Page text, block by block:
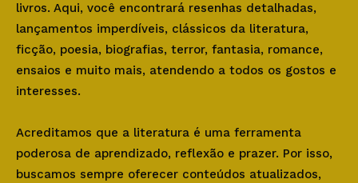
livros. Aqui, você encontrará resenhas detalhadas,
lançamentos imperdíveis, clássicos da literatura,
ficção, poesia, biografias, terror, fantasia, romance,
ensaios e muito mais, atendendo a todos os gostos e
interesses.
Acreditamos que a literatura é uma ferramenta
poderosa de aprendizado, reflexão e prazer. Por isso,
buscamos sempre oferecer conteúdos atualizados,